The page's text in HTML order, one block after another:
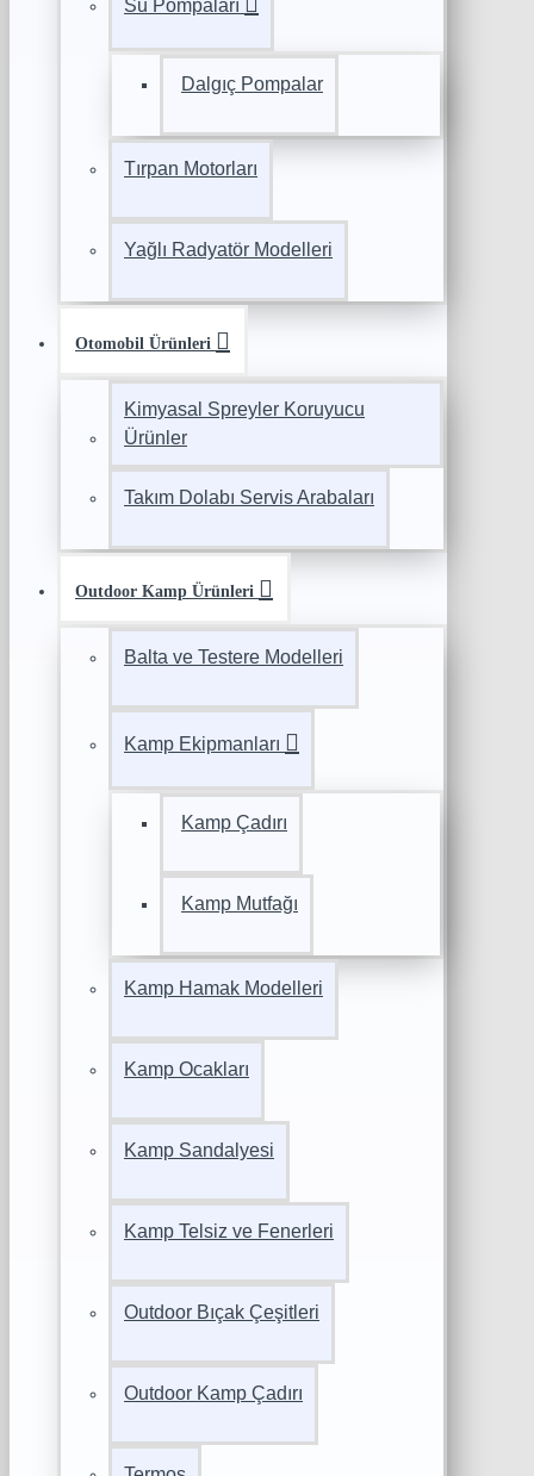
Su Pompaları
Dalgıç Pompalar
Tırpan Motorları
Yağlı Radyatör Modelleri
Otomobil Ürünleri
Kimyasal Spreyler Koruyucu
Ürünler
Takım Dolabı Servis Arabaları
Outdoor Kamp Ürünleri
Balta ve Testere Modelleri
Kamp Ekipmanları
Kamp Çadırı
Kamp Mutfağı
Kamp Hamak Modelleri
Kamp Ocakları
Kamp Sandalyesi
Kamp Telsiz ve Fenerleri
Outdoor Bıçak Çeşitleri
Outdoor Kamp Çadırı